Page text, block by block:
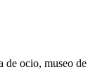
de ocio, museo de